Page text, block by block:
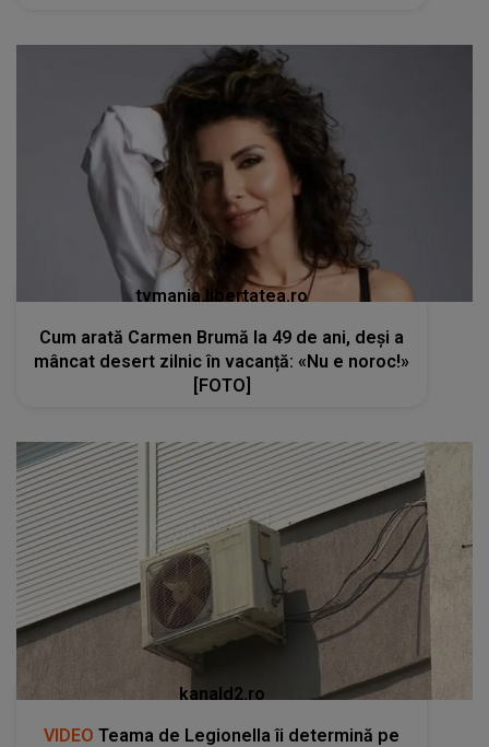
tvmania.libertatea.ro
Cum arată Carmen Brumă la 49 de ani, deși a
mâncat desert zilnic în vacanță: «Nu e noroc!»
[FOTO]
kanald2.ro
VIDEO Teama de Legionella îi determină pe